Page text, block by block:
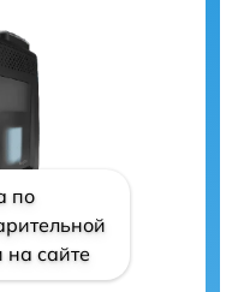
по
на сайте